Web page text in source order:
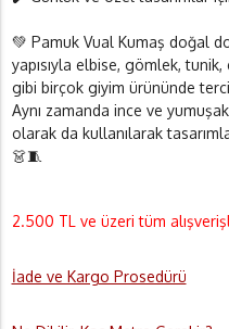
💚 Pamuk Vual Kumaş doğal
yapısıyla elbise, gömlek,
gibi birçok giyim ürününde
Aynı zamanda ince ve
olarak da kullanılarak
👗🧵
2.500 TL ve üzeri tüm
İade ve Kargo Prosedürü